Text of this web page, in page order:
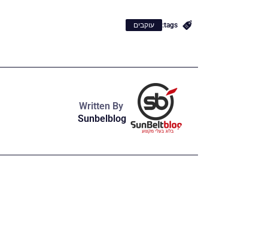
tags: עוקבים
Written By
Sunbelblog